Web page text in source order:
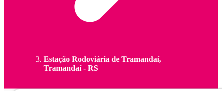
Estação Rodoviária de Tramandaí,
Tramandaí - RS